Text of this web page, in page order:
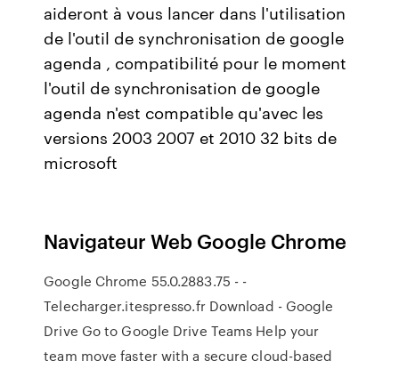
aideront à vous lancer dans l'utilisation
de l'outil de synchronisation de google
agenda , compatibilité pour le moment
l'outil de synchronisation de google
agenda n'est compatible qu'avec les
versions 2003 2007 et 2010 32 bits de
microsoft
Navigateur Web Google Chrome
Google Chrome 55.0.2883.75 - -
Telecharger.itespresso.fr Download - Google
Drive Go to Google Drive Teams Help your
team move faster with a secure cloud-based